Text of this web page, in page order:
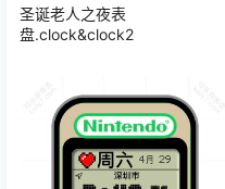
圣诞老人之夜表
盘.clock&clock2